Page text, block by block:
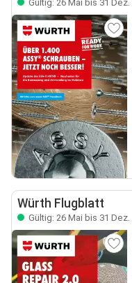
Gültig: 26 Mai bis 31 Dez.
Würth Flugblatt
Gültig: 26 Mai bis 31 Dez.